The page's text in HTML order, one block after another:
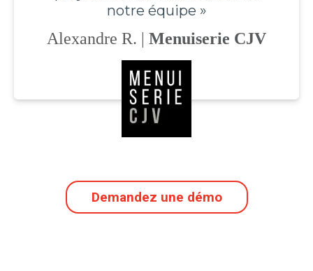
notre équipe »
Alexandre R. | Menuiserie CJV
Demandez une démo